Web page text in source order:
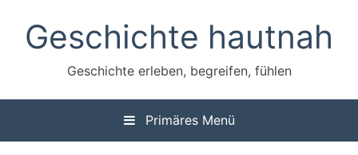
Inhalt
springenGeschichte hautnah
Geschichte erleben, begreifen, fühlen
Primäres Menü